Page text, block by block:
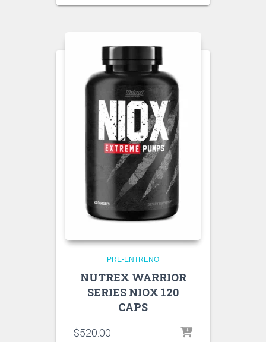
PRE-ENTRENO
NUTREX WARRIOR
SERIES NIOX 120
CAPS
$520.00